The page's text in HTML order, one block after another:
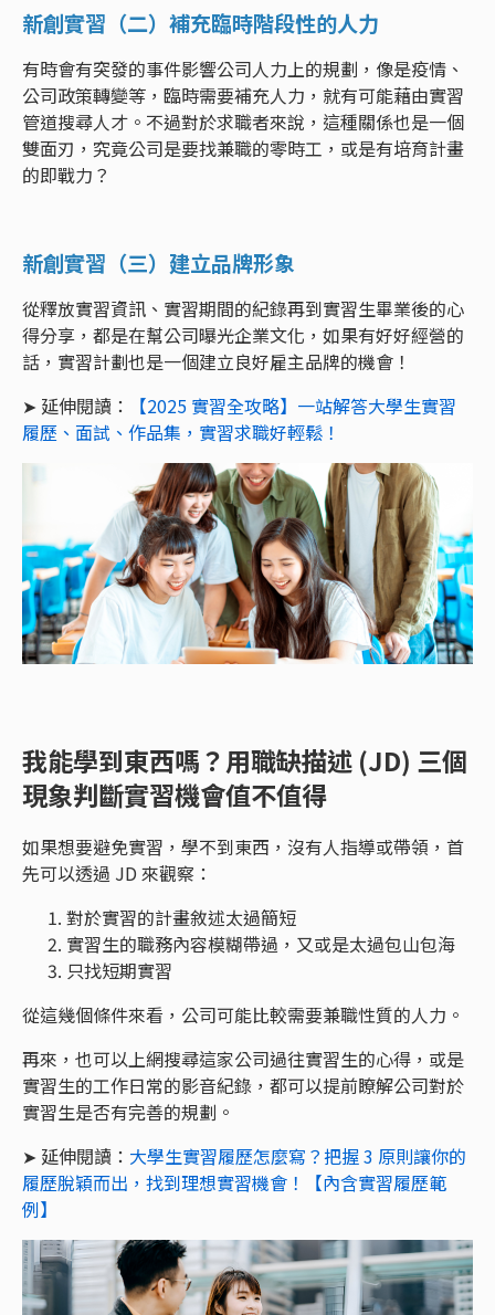
新創實習（二）補充臨時階段性的人力
有時會有突發的事件影響公司人力上的規劃，像是疫情、
公司政策轉變等，臨時需要補充人力，就有可能藉由實習
管道搜尋人才。不過對於求職者來說，這種關係也是一個
雙面刃，究竟公司是要找兼職的零時工，或是有培育計畫
的即戰力？
新創實習（三）建立品牌形象
從釋放實習資訊、實習期間的紀錄再到實習生畢業後的心
得分享，都是在幫公司曝光企業文化，如果有好好經營的
話，實習計劃也是一個建立良好雇主品牌的機會！
➤ 延伸閱讀：
【2025 實習全攻略】一站解答大學生實習
履歷、面試、作品集，實習求職好輕鬆！
我能學到東西嗎？用職缺描述 (JD) 三個
現象判斷實習機會值不值得
如果想要避免實習，學不到東西，沒有人指導或帶領，首
先可以透過 JD 來觀察：
對於實習的計畫敘述太過簡短
實習生的職務內容模糊帶過，又或是太過包山包海
只找短期實習
從這幾個條件來看，公司可能比較需要兼職性質的人力。
再來，也可以上網搜尋這家公司過往實習生的心得，或是
實習生的工作日常的影音紀錄，都可以提前瞭解公司對於
實習生是否有完善的規劃。
➤ 延伸閱讀： 大學生實習履歷怎麼寫？把握 3 原則讓你的
履歷脫穎而出，找到理想實習機會！【內含實習履歷範
例】